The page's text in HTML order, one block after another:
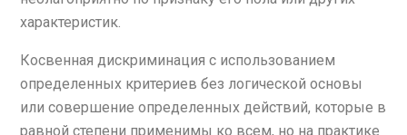
характеристик.
Косвенная дискриминация с использованием
определенных критериев без логической основы
или совершение определенных действий, которые в
равной степени применимы ко всем, но на практике